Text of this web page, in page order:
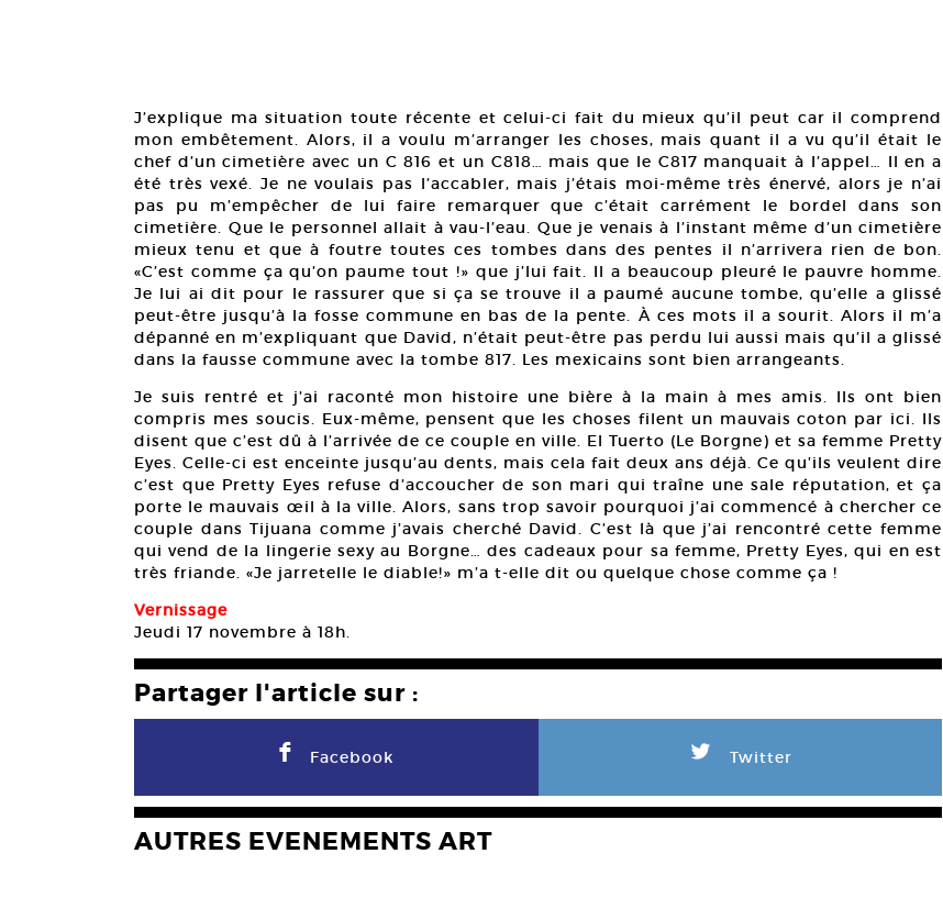
J’explique ma situation toute récente et celui-ci fait du mieux qu’il peut car il comprend
mon embêtement. Alors, il a voulu m’arranger les choses, mais quant il a vu qu’il était le
chef d’un cimetière avec un C 816 et un C818… mais que le C817 manquait à l’appel… Il en a
été très vexé. Je ne voulais pas l’accabler, mais j’étais moi-même très énervé, alors je n’ai
pas pu m’empêcher de lui faire remarquer que c’était carrément le bordel dans son
cimetière. Que le personnel allait à vau-l’eau. Que je venais à l’instant même d’un cimetière
mieux tenu et que à foutre toutes ces tombes dans des pentes il n’arrivera rien de bon.
«C’est comme ça qu’on paume tout !» que j’lui fait. Il a beaucoup pleuré le pauvre homme.
Je lui ai dit pour le rassurer que si ça se trouve il a paumé aucune tombe, qu’elle a glissé
peut-être jusqu’à la fosse commune en bas de la pente. À ces mots il a sourit. Alors il m’a
dépanné en m’expliquant que David, n’était peut-être pas perdu lui aussi mais qu’il a glissé
dans la fausse commune avec la tombe 817. Les mexicains sont bien arrangeants.
Je suis rentré et j’ai raconté mon histoire une bière à la main à mes amis. Ils ont bien
compris mes soucis. Eux-même, pensent que les choses filent un mauvais coton par ici. Ils
disent que c’est dû à l’arrivée de ce couple en ville. El Tuerto (Le Borgne) et sa femme Pretty
Eyes. Celle-ci est enceinte jusqu’au dents, mais cela fait deux ans déjà. Ce qu’ils veulent dire
c’est que Pretty Eyes refuse d’accoucher de son mari qui traîne une sale réputation, et ça
porte le mauvais œil à la ville. Alors, sans trop savoir pourquoi j’ai commencé à chercher ce
couple dans Tijuana comme j’avais cherché David. C’est là que j’ai rencontré cette femme
qui vend de la lingerie sexy au Borgne… des cadeaux pour sa femme, Pretty Eyes, qui en est
très friande. «Je jarretelle le diable!» m’a t-elle dit ou quelque chose comme ça !
Vernissage
Jeudi 17 novembre à 18h.
Partager l'article sur :
F Facebook L Twitter
AUTRES EVENEMENTS ART